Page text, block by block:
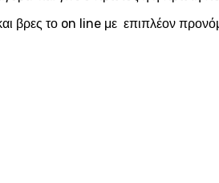
βρες το on line με επιπλέον